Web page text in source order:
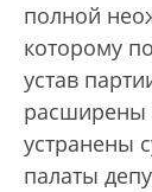
полной
которому
устав
расширены
устранены
палаты